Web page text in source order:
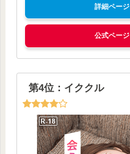
詳細ページ
公式ページ
第4位：イククル